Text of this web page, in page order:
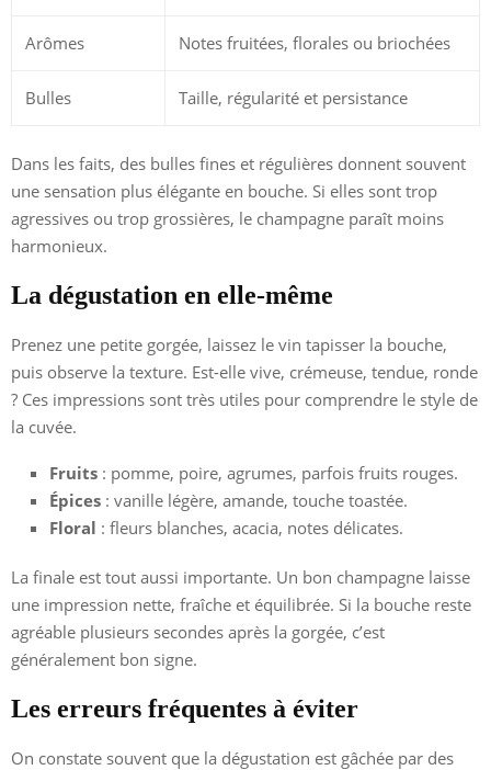
Arômes Notes fruitées, florales ou briochées
Bulles Taille, régularité et persistance
Dans les faits, des bulles fines et régulières donnent souvent
une sensation plus élégante en bouche. Si elles sont trop
agressives ou trop grossières, le champagne paraît moins
harmonieux.
La dégustation en elle-même
Prenez une petite gorgée, laissez le vin tapisser la bouche,
puis observe la texture. Est-elle vive, crémeuse, tendue, ronde
? Ces impressions sont très utiles pour comprendre le style de
la cuvée.
Fruits : pomme, poire, agrumes, parfois fruits rouges.
Épices : vanille légère, amande, touche toastée.
Floral : fleurs blanches, acacia, notes délicates.
La finale est tout aussi importante. Un bon champagne laisse
une impression nette, fraîche et équilibrée. Si la bouche reste
agréable plusieurs secondes après la gorgée, c’est
généralement bon signe.
Les erreurs fréquentes à éviter
On constate souvent que la dégustation est gâchée par des